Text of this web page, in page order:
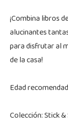
¡Combina libros
alucinantes
para disfrutar al
de la casa!
Edad
Colección: Stick